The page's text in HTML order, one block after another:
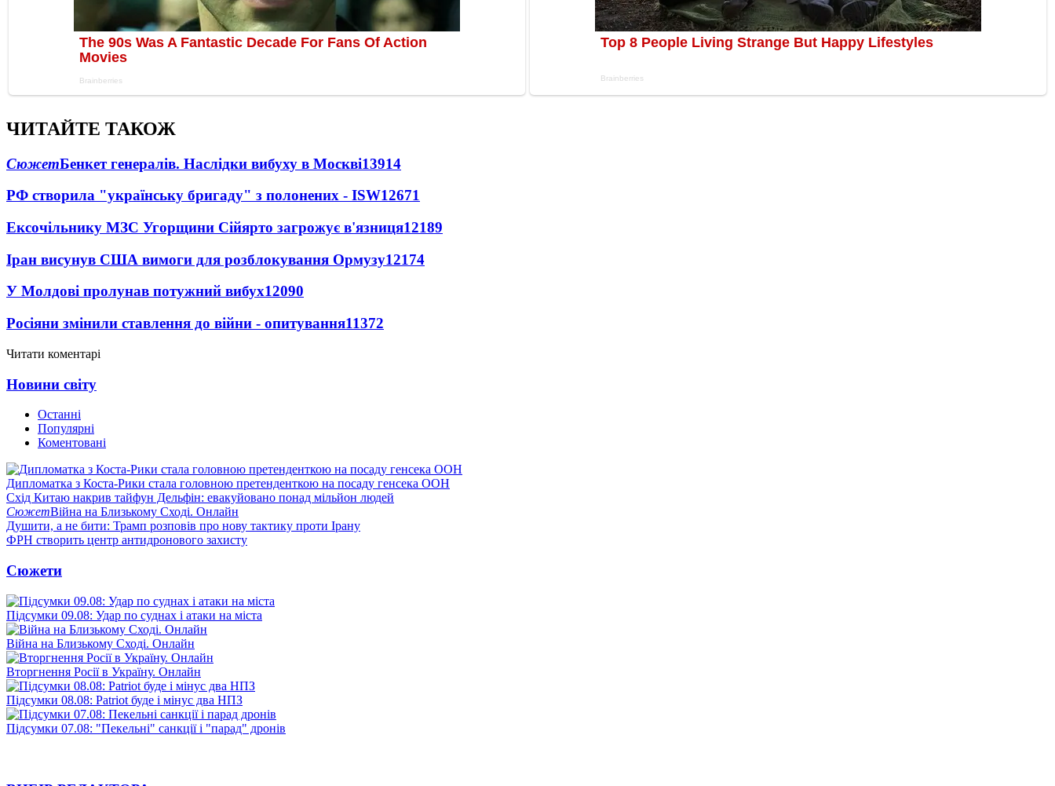
ЧИТАЙТЕ ТАКОЖ
СюжетБенкет генералів. Наслідки вибуху в Москві13914
РФ створила "українську бригаду" з полонених - ISW12671
Ексочільнику МЗС Угорщини Сійярто загрожує в'язниця12189
Іран висунув США вимоги для розблокування Ормузу12174
У Молдові пролунав потужний вибух12090
Росіяни змінили ставлення до війни - опитування11372
Читати коментарі
Новини світу
Останні
Популярні
Коментовані
Дипломатка з Коста-Рики стала головною претенденткою на посаду генсека ООН
Схід Китаю накрив тайфун Дельфін: евакуйовано понад мільйон людей
СюжетВійна на Близькому Сході. Онлайн
Душити, а не бити: Трамп розповів про нову тактику проти Ірану
ФРН створить центр антидронового захисту
Сюжети
Підсумки 09.08: Удар по суднах і атаки на міста
Війна на Близькому Сході. Онлайн
Вторгнення Росії в Україну. Онлайн
Підсумки 08.08: Patriot буде і мінус два НПЗ
Підсумки 07.08: "Пекельні" санкції і "парад" дронів